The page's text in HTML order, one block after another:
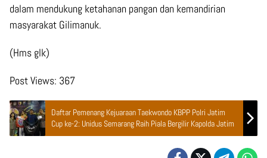
dalam mendukung ketahanan pangan dan kemandirian
masyarakat Gilimanuk.
(Hms glk)
Post Views: 367
Daftar Pemenang Kejuaraan Taekwondo KBPP Polri Jatim
Cup ke-2: Unidus Semarang Raih Piala Bergilir Kapolda Jatim